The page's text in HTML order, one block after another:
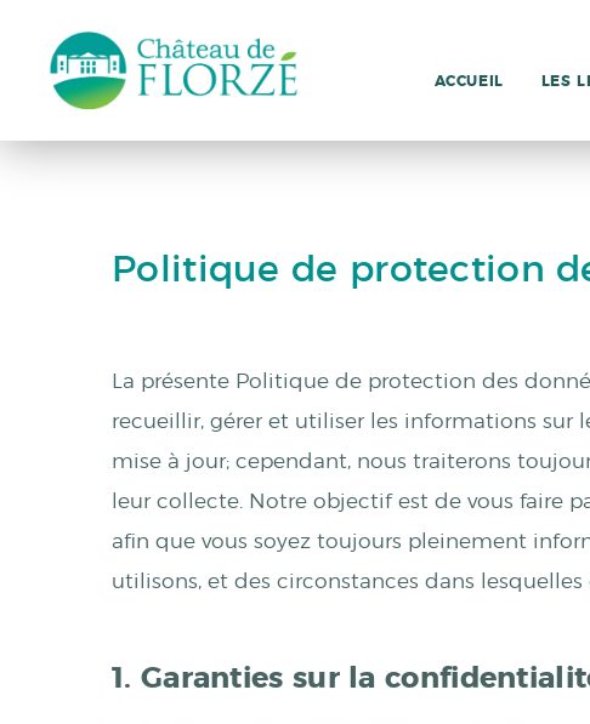
ACCUEIL LES
Politique de protection
La présente Politique de protection des
recueillir, gérer et utiliser les informations sur
mise à jour; cependant, nous traiterons
leur collecte. Notre objectif est de vous faire
afin que vous soyez toujours pleinement
utilisons, et des circonstances dans
1. Garanties sur la